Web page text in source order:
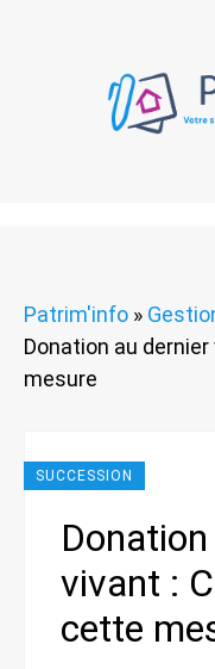
Patrim'info »
Donation au
mesure
SUCCESSION
vivant :
cette